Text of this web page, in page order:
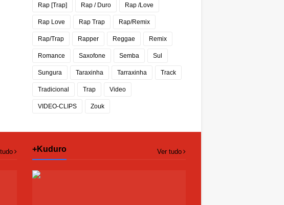
Rap [Trap] Rap / Duro Rap /Love
Rap Love Rap Trap Rap/Remix
Rap/Trap Rapper Reggae Remix
Romance Saxofone Semba Sul
Sungura Taraxinha Tarraxinha Track
Tradicional Trap Video
VIDEO-CLIPS Zouk
+Kuduro Ver tudo